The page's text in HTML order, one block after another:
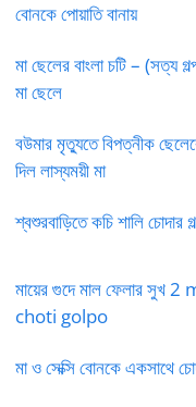
বোনকে পোয়াতি বানায়
মা ছেলের বাংলা চটি – (সত্য
মা ছেলে
বউমার মৃত্যুতে বিপত্নীক
দিল লাস্যময়ী মা
শ্বশুরবাড়িতে কচি শালি চোদার
মায়ের গুদে মাল ফেলার সুখ
choti golpo
মা ও সেক্সি বোনকে একসাথে